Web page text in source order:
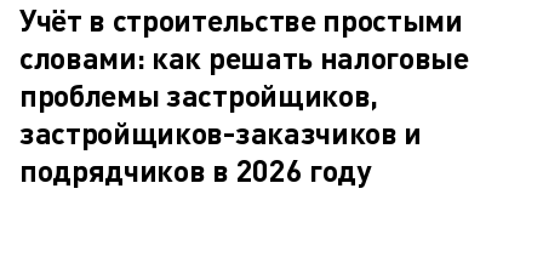
Учёт в строительстве простыми
словами: как решать налоговые
проблемы застройщиков,
застройщиков-заказчиков и
подрядчиков в 2026 году